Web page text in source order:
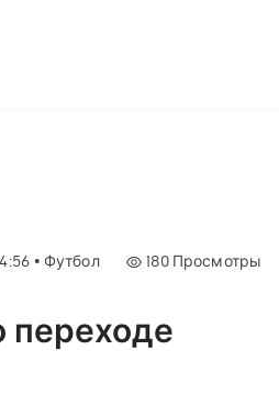
• Футбол 180 Просмотры
переходе